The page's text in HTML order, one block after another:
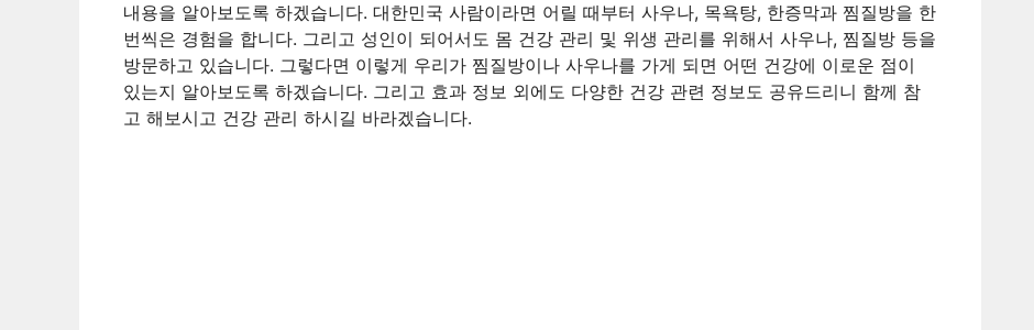
내용을 알아보도록 하겠습니다. 대한민국 사람이라면 어릴 때부터 사우나, 목욕탕, 한증막과 찜질방을 한
번씩은 경험을 합니다. 그리고 성인이 되어서도 몸 건강 관리 및 위생 관리를 위해서 사우나, 찜질방 등을
방문하고 있습니다. 그렇다면 이렇게 우리가 찜질방이나 사우나를 가게 되면 어떤 건강에 이로운 점이
있는지 알아보도록 하겠습니다. 그리고 효과 정보 외에도 다양한 건강 관련 정보도 공유드리니 함께 참
고 해보시고 건강 관리 하시길 바라겠습니다.